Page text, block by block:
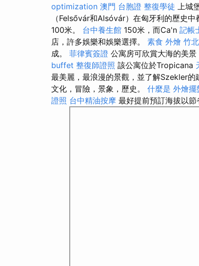
optimization 澳門 台胞證 整復學徒 上城
（Felsővár和Alsóvár）在匈牙利的歷史
100米。 台中養生館 150米，而Ca'n 記帳
店，許多娛樂和娛樂選擇。 素食 外燴 竹
成。 菲律賓簽證 公寓房可欣賞大海的美
buffet 整復師證照 該公寓位於Tropicana
最美麗，最浪漫的景觀，並了解Szekler的
文化，冒險，景象，歷史。 什麼是 外燴擺
證照 台中精油按摩 最好提前預訂海拔以